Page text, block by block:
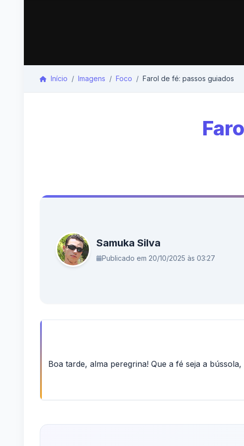
Início Imagens Foco Farol de fé: passos guiados
Samuka Silva
Publicado em 20/10/2025 às 03:27
Boa tarde, alma peregrina! Que a fé seja a